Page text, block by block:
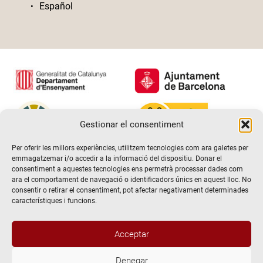
Gestionar el consentiment
Per oferir les millors experiències, utilitzem tecnologies com ara galetes per
emmagatzemar i/o accedir a la informació del dispositiu. Donar el
consentiment a aquestes tecnologies ens permetrà processar dades com
ara el comportament de navegació o identificadors únics en aquest lloc. No
consentir o retirar el consentiment, pot afectar negativament determinades
característiques i funcions.
Acceptar
Denegar
Español